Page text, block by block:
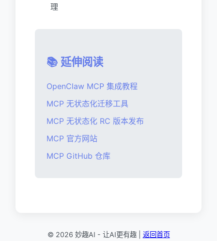
理
📚 延伸阅读
OpenClaw MCP 集成教程
MCP 无状态化迁移工具
MCP 无状态化 RC 版本发布
MCP 官方网站
MCP GitHub 仓库
© 2026 妙趣AI - 让AI更有趣 | 返回首页